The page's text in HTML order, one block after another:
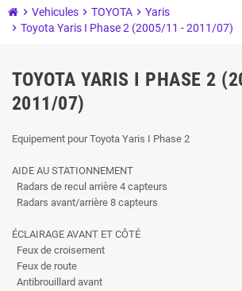
chevron_right Vehicules chevron_right TOYOTA chevron_right Yaris
chevron_right Toyota Yaris I Phase 2 (2005/11 - 2011/07)
TOYOTA YARIS I PHASE 2
2011/07)
Equipement pour Toyota Yaris I Phase 2
AIDE AU STATIONNEMENT
Radars de recul arrière 4 capteurs
Radars avant/arrière 8 capteurs
ÉCLAIRAGE AVANT ET CÔTÉ
Feux de croisement
Feux de route
Antibrouillard avant